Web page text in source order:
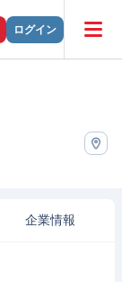
ログイン
企業情報